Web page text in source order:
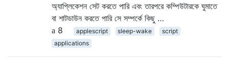
অ্যাপ্লিকেশন সেট করতে পারি এবং তারপরে কম্পিউটারকে ঘুমাতে
বা শাটডাউন করতে পারি সে সম্পর্কে কিছু …
8
applescript sleep-wake
script
applications